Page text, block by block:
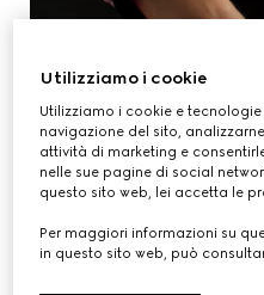
Utilizziamo i cookie
Utilizziamo i cookie e
navigazione del sito,
attività di marketing e
nelle sue pagine di social
questo sito web, lei accetta le
Per maggiori informazioni su
in questo sito web, può